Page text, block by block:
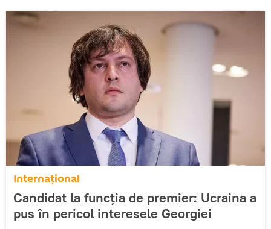
Internațional
Candidat la funcția de premier: Ucraina a
pus în pericol interesele Georgiei